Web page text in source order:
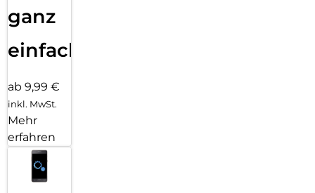
ganz
einfach
ab 9,99 €
inkl. MwSt.
Mehr
erfahren